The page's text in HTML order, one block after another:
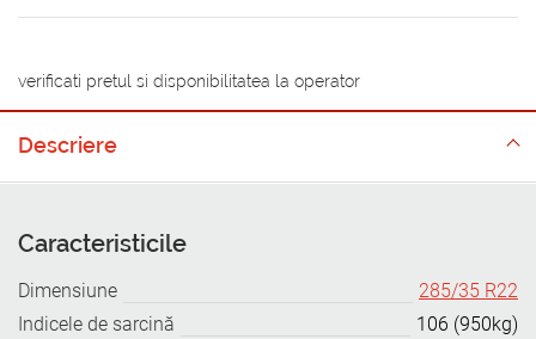
verificati pretul si disponibilitatea la operator
Descriere
Caracteristicile
Dimensiune
285/35 R22
Indicele de sarcină
106 (950kg)